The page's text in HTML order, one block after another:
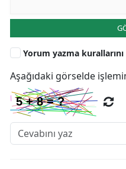
Yorum yazma kurallarını
Aşağıdaki görselde